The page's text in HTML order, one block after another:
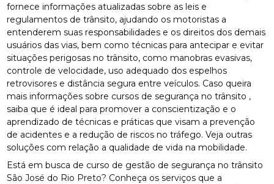
fornece informações atualizadas sobre as leis e
regulamentos de trânsito, ajudando os motoristas a
entenderem suas responsabilidades e os direitos dos demais
usuários das vias, bem como técnicas para antecipar e evitar
situações perigosas no trânsito, como manobras evasivas,
controle de velocidade, uso adequado dos espelhos
retrovisores e distância segura entre veículos. Caso queira
mais informações sobre cursos de segurança no trânsito ,
saiba que é ideal para promover a conscientização e o
aprendizado de técnicas e práticas que visam a prevenção
de acidentes e a redução de riscos no tráfego. Veja outras
soluções com relação a qualidade de vida na mobilidade.
Está em busca de curso de gestão de segurança no trânsito
São José do Rio Preto? Conheça os serviços que a